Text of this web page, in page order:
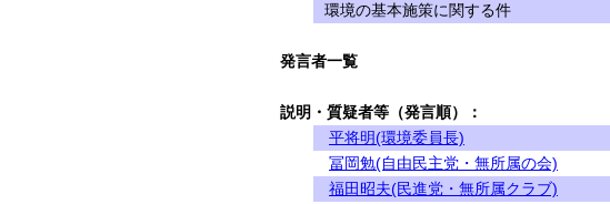
環境の基本施策に関する件
発言者一覧
説明・質疑者等（発言順）：
平将明(環境委員長)
冨岡勉(自由民主党・無所属の会)
福田昭夫(民進党・無所属クラブ)